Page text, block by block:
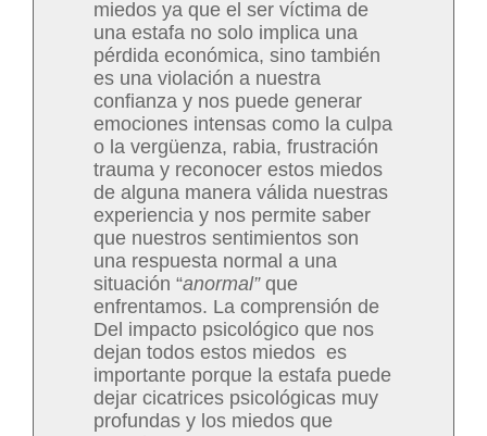
miedos ya que el ser víctima de
una estafa no solo implica una
pérdida económica, sino también
es una violación a nuestra
confianza y nos puede generar
emociones intensas como la culpa
o la vergüenza, rabia, frustración
trauma y reconocer estos miedos
de alguna manera válida nuestras
experiencia y nos permite saber
que nuestros sentimientos son
una respuesta normal a una
situación “anormal” que
enfrentamos. La comprensión de
Del impacto psicológico que nos
dejan todos estos miedos es
importante porque la estafa puede
dejar cicatrices psicológicas muy
profundas y los miedos que